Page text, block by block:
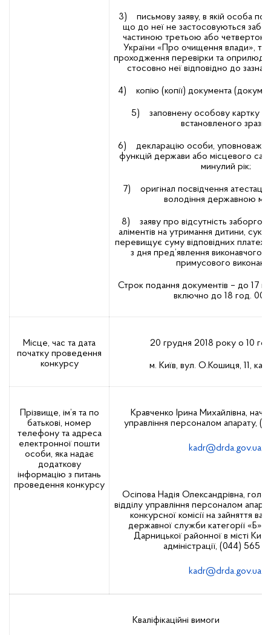
3) письмову заяву, в якій особа
що до неї не застосовуються
частиною третьою або четвертою
України «Про очищення влади», та
проходження перевірки та
стосовно неї відповідно до
4) копію (копії) документа
5) заповнену особову картку
встановленого зразка;
6) декларацію особи,
функцій держави або місцевого
минулий рік;
7) оригінал посвідчення
володіння державною
8) заяву про відсутність
аліментів на утримання дитини,
перевищує суму відповідних платежів
з дня пред’явлення виконавчого
примусового
Строк подання документів – до 17
включно до 18 год. 00
Місце, час та дата
початку проведення
конкурсу
20 грудня 2018 року о 10
м. Київ, вул. О.Кошиця, 11,
Прізвище, ім’я та по
батькові, номер
телефону та адреса
електронної пошти
особи, яка надає
додаткову
інформацію з питань
проведення конкурсу
Кравченко Ірина Михайлівна,
управління персоналом апарату,
kadr@drda.gov.ua
Осіпова Надія Олександрівна,
відділу управління персоналом
конкурсної комісії на зайняття
державної служби категорії «Б»
Дарницької районної в місті
адміністрації, (044) 565
kadr@drda.gov.ua
Кваліфікаційні вимоги